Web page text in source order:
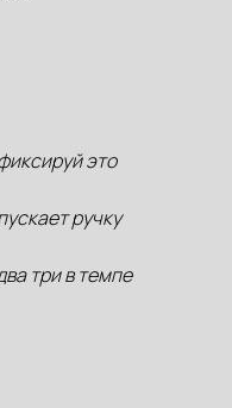
это
ручку
три в темпе